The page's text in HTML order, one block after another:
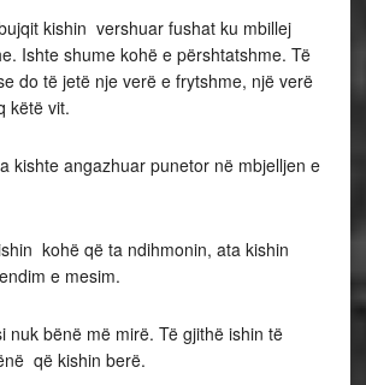
kishin vershuar fushat ku mbillej
Ishte shume kohë e përshtatshme. Të
do të jetë nje verë e frytshme, një verë
këtë vit.
kishte angazhuar punetor në mbjelljen e
kohë që ta ndihmonin, ata kishin
e mesim.
nuk bënë më mirë. Të gjithë ishin të
që kishin berë.